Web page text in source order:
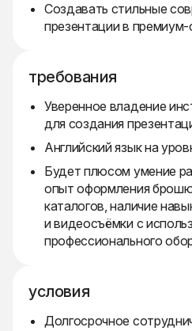
Создавать стильные
презентации в премиум-
требования
Уверенное владение
для создания
Английский язык на
Будет плюсом умение
опыт оформления
каталогов, наличие
и видеосъёмки с
профессионального
условия
Долгосрочное